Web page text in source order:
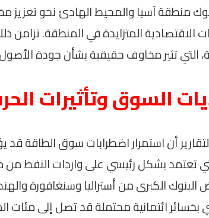
منطقة آسيا والمحيط الهادئ نحو
الاقتصادية المتزايدة في المنطقة. تزامن
التي تثير مخاوف حقيقية بشأن جودة
السوق وتأثيرات
أن استمرار اضطرابات سوق الطاقة
تعتمد بشكل رئيسي على واردات النفط
الكبرى من أستراليا وسنغافورة
بخسائر ائتمانية محتملة قد تصل إلى مئات